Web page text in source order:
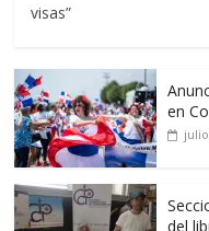
visas”
en
del